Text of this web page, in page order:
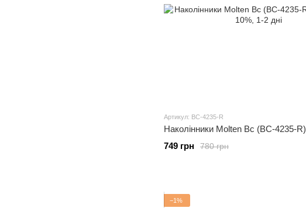
Артикул: BC-4235-R
Наколінники Molten Bc (BC-4235-R)
780 грн
749 грн
−1%